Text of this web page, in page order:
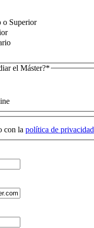
o Superior
el Máster?*
con la política de privacidad